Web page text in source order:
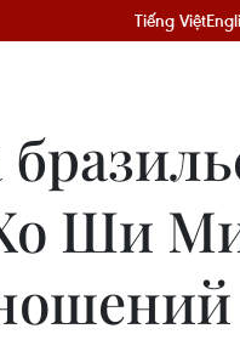
Tiếng Việt
Ши